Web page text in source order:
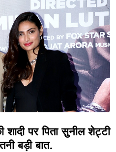
पर पिता सुनील शेट्टी
बड़ी बात.